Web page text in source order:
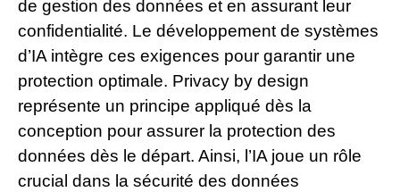
de gestion des données et en assurant leur
confidentialité. Le développement de systèmes
d’IA intègre ces exigences pour garantir une
protection optimale. Privacy by design
représente un principe appliqué dès la
conception pour assurer la protection des
données dès le départ. Ainsi, l’IA joue un rôle
crucial dans la sécurité des données